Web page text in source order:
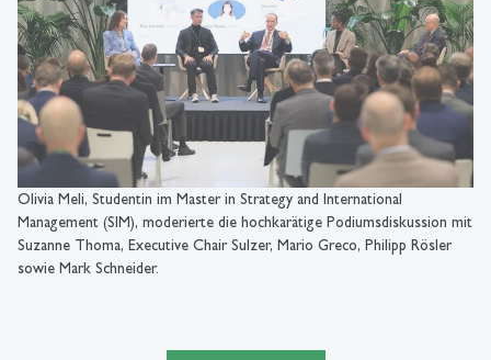
Olivia Meli, Studentin im Master in Strategy and International
Management (SIM), moderierte die hochkarätige Podiumsdiskussion mit
Suzanne Thoma, Executive Chair Sulzer, Mario Greco, Philipp Rösler
sowie Mark Schneider.